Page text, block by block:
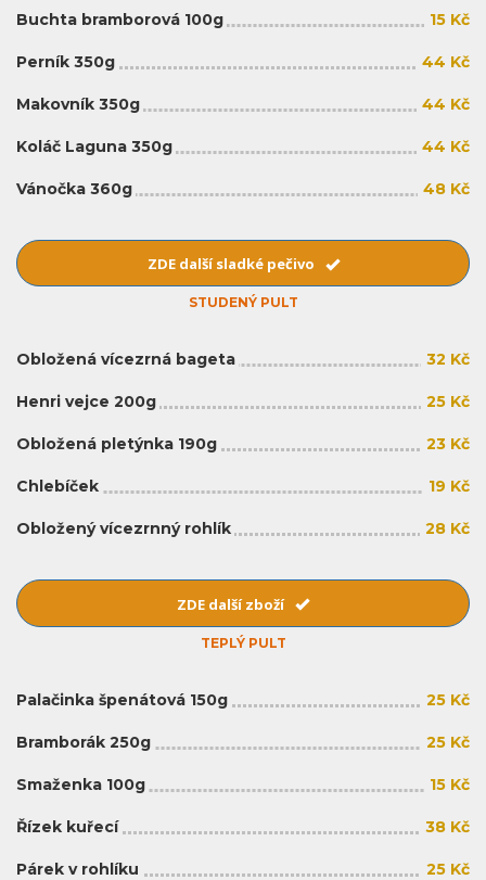
Buchta bramborová 100g 15 Kč
Perník 350g 44 Kč
Makovník 350g 44 Kč
Koláč Laguna 350g 44 Kč
Vánočka 360g 48 Kč
ZDE další sladké pečivo
STUDENÝ PULT
Obložená vícezrná bageta 32 Kč
Henri vejce 200g 25 Kč
Obložená pletýnka 190g 23 Kč
Chlebíček 19 Kč
Obložený vícezrnný rohlík 28 Kč
ZDE další zboží
TEPLÝ PULT
Palačinka špenátová 150g 25 Kč
Bramborák 250g 25 Kč
Smaženka 100g 15 Kč
Řízek kuřecí 38 Kč
Párek v rohlíku 25 Kč